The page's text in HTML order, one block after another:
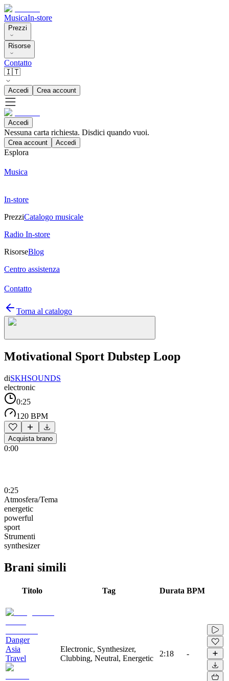
MusicaIn-store
Prezzi
Risorse
Contatto
🇮🇹
Accedi Crea account
Accedi
Nessuna carta richiesta. Disdici quando vuoi.
Crea account Accedi
Esplora
Musica
In-store
PrezziCatalogo musicale
Radio In-store
RisorseBlog
Centro assistenza
Contatto
Torna al catalogo
Motivational Sport Dubstep Loop
diSKHSOUNDS
electronic
0:25
120 BPM
Acquista brano
0:00
0:25
Atmosfera/Tema
energetic
powerful
sport
Strumenti
synthesizer
Brani simili
Titolo Tag Durata BPM
Danger
Asia
Travel
Electronic, Synthesizer,
Clubbing, Neutral, Energetic
2:18 -